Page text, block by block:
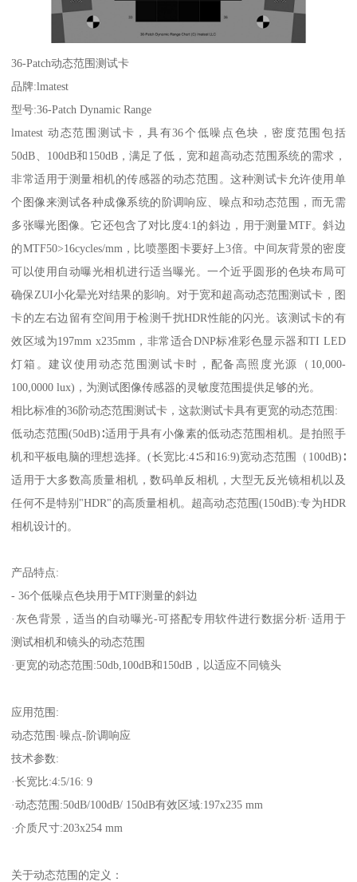
36-Patch动态范围测试卡
品牌:lmatest
型号:36-Patch Dynamic Range
lmatest 动态范围测试卡，具有36个低噪点色块，密度范围包括
50dB
100dB和 150dB，满足了低，宽和超高动态范围系统的需求，
非常适用于测量相机的传感器的动态范围。这种测试卡允许使用单
个图像来测试各种成像系统的阶调响应、噪点和动态范围，而无需
多张曝光图像。它还包含了对比度4:1 的斜边，用于测量MTF。斜边
的MTF50>16cycles/mm ，比喷墨图卡要好上3倍。中间灰背景的密度
可以使用自动曝光相机进行适当曝光。一个近乎圆形的色块布局可
确保 ZUI小化晕光对结果的影响。对于宽和超高动态范围测试卡，图
卡的左右边留有空间用于检测千扰HDR性能的闪光。该测试卡的有
效区域为197mm x235mm ，非常适合DNP标准彩色显示器和TI LED
灯箱。建议使用动态范围测试卡时，配备高照度光源（ 10,000-
100,0000 lux) ，为测试图像传感器的灵敏度范围提供足够的光。
相比标准的36阶动态范围测试卡，这款测试卡具有更宽的动态范围 :
低动态范围(50dB) ∶适用于具有小像素的低动态范围相机。是拍照手
机和平板电脑的理想选择。(长宽比:4 ∶5和 16:9)宽动态范围（ 100dB) ∶
适用于大多数高质量相机，数码单反相机，大型无反光镜相机以及
任何不是特别 "HDR" 的高质量相机。超高动态范围(150dB):专为HDR
相机设计的。
产品特点:
- 36个低噪点色块用于MTF测量的斜边
·灰色背景，适当的自动曝光-可搭配专用软件进行数据分析·适用于
测试相机和镜头的动态范围
·更宽的动态范围 :50db,100dB和 150dB ，以适应不同镜头
应用范围 :
动态范围 ·噪点-阶调响应
技术参数:
·长宽比:4:5/16: 9
·动态范围 :50dB/100dB/ 150dB有效区域:197x235 mm
·介质尺寸:203x254 mm
关于动态范围的定义：